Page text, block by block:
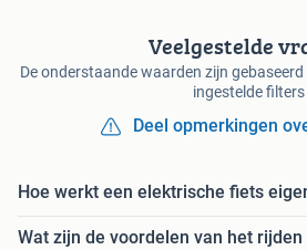
Veelgestelde
De onderstaande waarden zijn
ingestelde filters
Deel opmerkingen
Hoe werkt een elektrische fiets
Wat zijn de voordelen van het